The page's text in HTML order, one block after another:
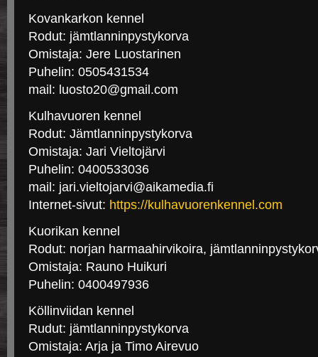
Kovankarkon kennel
Rodut: jämtlanninpystykorva
Omistaja: Jere Luostarinen
Puhelin: 0505431534
mail: luosto20@gmail.com
Kulhavuoren kennel
Rodut: Jämtlanninpystykorva
Omistaja: Jari Vieltojärvi
Puhelin: 0400533036
mail: jari.vieltojarvi@aikamedia.fi
Internet-sivut: https://kulhavuorenkennel.com
Kuorikan kennel
Rodut: norjan harmaahirvikoira,
Omistaja: Rauno Huikuri
Puhelin: 0400497936
Köllinviidan kennel
Rudut: jämtlanninpystykorva
Omistaja: Arja ja Timo Airevuo